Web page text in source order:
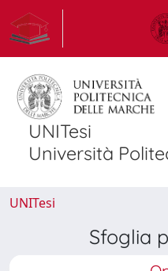
UNITesi
Università
UNITesi
Sfoglia